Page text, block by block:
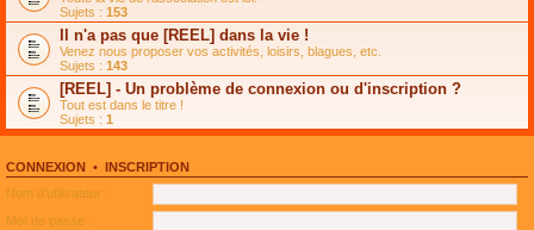
n
l
u
l
e
p
l
u
s
é
c
e
n
t
a
g
e
n
o
n
l
u
l
e
l
u
s
é
m
e
s
s
a
g
e
n
o
n
u
l
e
l
Sujets : 153
Il n'a pas que [REEL] dans la vie !
Venez nous proposer vos activités, loisirs, blagues, etc.
Sujets : 143
[REEL] - Un problème de connexion ou d'inscription ?
Tout est dans le titre !
Sujets : 1
CONNEXION • INSCRIPTION
Nom d’utilisateur :
Mot de passe :